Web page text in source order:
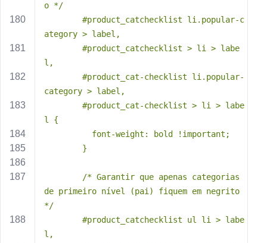
o */
ategory > label,
l,
category > label,
l {
          font-weight: bold !important;
        }
de primeiro nível (pai) fiquem em negrito
*/
l,